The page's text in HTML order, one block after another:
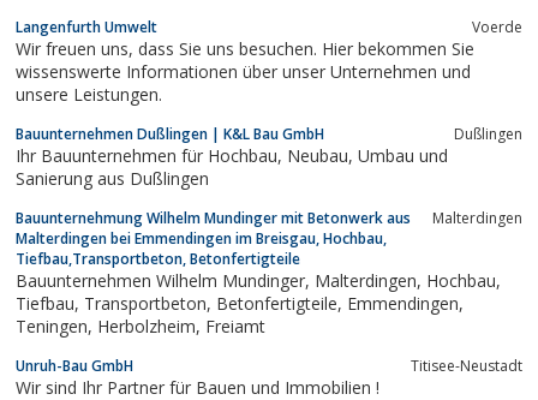
Langenfurth Umwelt Voerde
Wir freuen uns, dass Sie uns besuchen. Hier bekommen Sie
wissenswerte Informationen über unser Unternehmen und
unsere Leistungen.
Bauunternehmen Dußlingen | K&L Bau GmbH Dußlingen
Ihr Bauunternehmen für Hochbau, Neubau, Umbau und
Sanierung aus Dußlingen
Bauunternehmung Wilhelm Mundinger mit Betonwerk aus
Malterdingen bei Emmendingen im Breisgau, Hochbau,
Tiefbau,Transportbeton, Betonfertigteile
Malterdingen
Bauunternehmen Wilhelm Mundinger, Malterdingen, Hochbau,
Tiefbau, Transportbeton, Betonfertigteile, Emmendingen,
Teningen, Herbolzheim, Freiamt
Unruh-Bau GmbH Titisee-Neustadt
Wir sind Ihr Partner für Bauen und Immobilien !